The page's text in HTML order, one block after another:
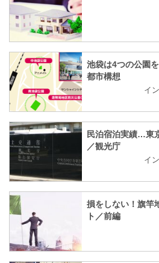
池袋は4つの公園
都市構想
イ
民泊宿泊実績…東
／観光庁
イ
損をしない！旗竿
ト／前編